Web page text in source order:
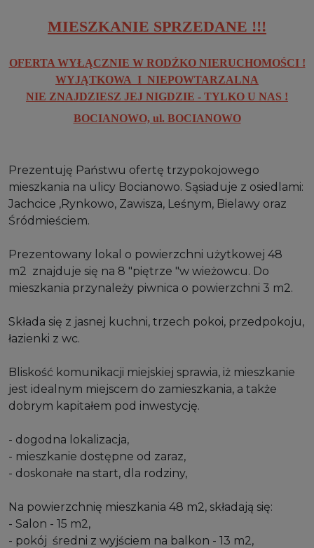
MIESZKANIE SPRZEDANE !!!
OFERTA WYŁĄCZNIE W RODŹKO NIERUCHOMOŚCI !
WYJĄTKOWA I NIEPOWTARZALNA
NIE ZNAJDZIESZ JEJ NIGDZIE - TYLKO U NAS !
BOCIANOWO, ul. BOCIANOWO
Prezentuję Państwu ofertę trzypokojowego
mieszkania na ulicy Bocianowo. Sąsiaduje z osiedlami:
Jachcice ,Rynkowo, Zawisza, Leśnym, Bielawy oraz
Śródmieściem.
Prezentowany lokal o powierzchni użytkowej 48
m2 znajduje się na 8 "piętrze "w wieżowcu. Do
mieszkania przynależy piwnica o powierzchni 3 m2.
Składa się z jasnej kuchni, trzech pokoi, przedpokoju,
łazienki z wc.
Bliskość komunikacji miejskiej sprawia, iż mieszkanie
jest idealnym miejscem do zamieszkania, a także
dobrym kapitałem pod inwestycję.
- dogodna lokalizacja,
- mieszkanie dostępne od zaraz,
- doskonałe na start, dla rodziny,
Na powierzchnię mieszkania 48 m2, składają się:
- Salon - 15 m2,
- pokój średni z wyjściem na balkon - 13 m2,